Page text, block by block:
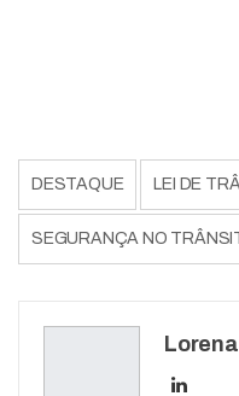
DESTAQUE LEI DE
SEGURANÇA NO